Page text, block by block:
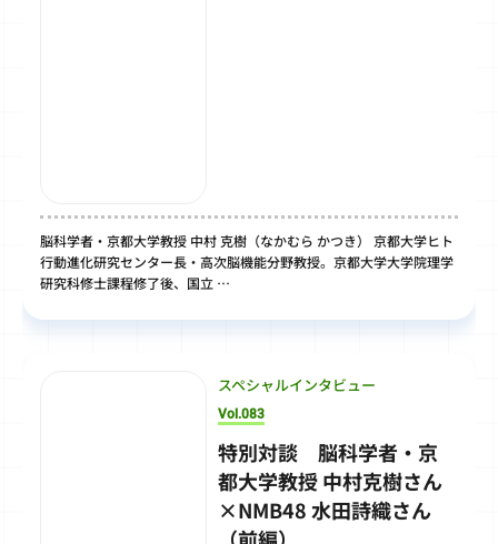
脳科学者・京都大学教授 中村 克樹（なかむら かつき） 京都大学ヒト
行動進化研究センター長・高次脳機能分野教授。京都大学大学院理学
研究科修士課程修了後、国立 …
スペシャルインタビュー
Vol.083
特別対談 脳科学者・京
都大学教授 中村克樹さん
×NMB48 水田詩織さん